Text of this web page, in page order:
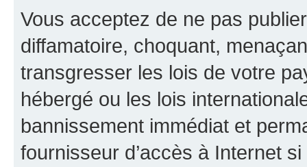
Vous acceptez de ne pas
diffamatoire, choquant,
transgresser les lois de votre
hébergé ou les lois
bannissement immédiat et
fournisseur d’accès à Internet